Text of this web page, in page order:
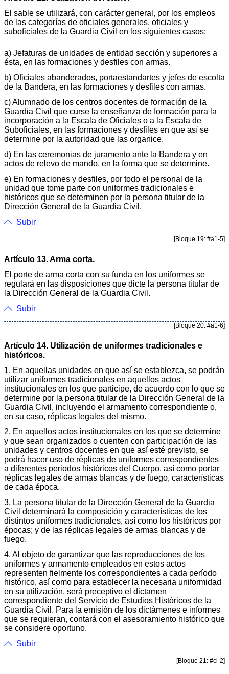
El sable se utilizará, con carácter general, por los empleos
de las categorías de oficiales generales, oficiales y
suboficiales de la Guardia Civil en los siguientes casos:
a) Jefaturas de unidades de entidad sección y superiores a
ésta, en las formaciones y desfiles con armas.
b) Oficiales abanderados, portaestandartes y jefes de escolta
de la Bandera, en las formaciones y desfiles con armas.
c) Alumnado de los centros docentes de formación de la
Guardia Civil que curse la enseñanza de formación para la
incorporación a la Escala de Oficiales o a la Escala de
Suboficiales, en las formaciones y desfiles en que así se
determine por la autoridad que las organice.
d) En las ceremonias de juramento ante la Bandera y en
actos de relevo de mando, en la forma que se determine.
e) En formaciones y desfiles, por todo el personal de la
unidad que tome parte con uniformes tradicionales e
históricos que se determinen por la persona titular de la
Dirección General de la Guardia Civil.
Subir
[Bloque 19: #a1-5]
Artículo 13. Arma corta.
El porte de arma corta con su funda en los uniformes se
regulará en las disposiciones que dicte la persona titular de
la Dirección General de la Guardia Civil.
Subir
[Bloque 20: #a1-6]
Artículo 14. Utilización de uniformes tradicionales e
históricos.
1. En aquellas unidades en que así se establezca, se podrán
utilizar uniformes tradicionales en aquellos actos
institucionales en los que participe, de acuerdo con lo que se
determine por la persona titular de la Dirección General de la
Guardia Civil, incluyendo el armamento correspondiente o,
en su caso, réplicas legales del mismo.
2. En aquellos actos institucionales en los que se determine
y que sean organizados o cuenten con participación de las
unidades y centros docentes en que así esté previsto, se
podrá hacer uso de réplicas de uniformes correspondientes
a diferentes periodos históricos del Cuerpo, así como portar
réplicas legales de armas blancas y de fuego, características
de cada época.
3. La persona titular de la Dirección General de la Guardia
Civil determinará la composición y características de los
distintos uniformes tradicionales, así como los históricos por
épocas; y de las réplicas legales de armas blancas y de
fuego.
4. Al objeto de garantizar que las reproducciones de los
uniformes y armamento empleados en estos actos
representen fielmente los correspondientes a cada período
histórico, así como para establecer la necesaria uniformidad
en su utilización, será preceptivo el dictamen
correspondiente del Servicio de Estudios Históricos de la
Guardia Civil. Para la emisión de los dictámenes e informes
que se requieran, contará con el asesoramiento histórico que
se considere oportuno.
Subir
[Bloque 21: #ci-2]